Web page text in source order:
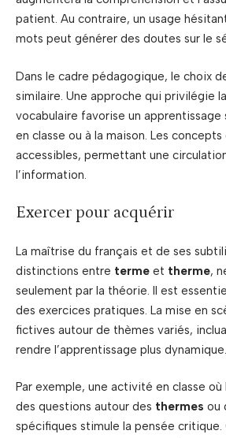
patient. Au contraire, un usage
mots peut générer des doutes sur le
Dans le cadre pédagogique, le choix
similaire. Une approche qui privilégie
vocabulaire favorise un apprentissage
en classe ou à la maison. Les
accessibles, permettant une
l’information.
Exercer pour acquérir
La maîtrise du français et de ses
distinctions entre terme et therme,
seulement par la théorie. Il est
des exercices pratiques. La mise en
fictives autour de thèmes variés,
rendre l’apprentissage plus dynamique.
Par exemple, une activité en classe
des questions autour des thermes ou
spécifiques stimule la pensée